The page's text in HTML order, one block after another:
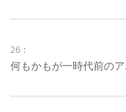
26：
何もかもが一時代前の